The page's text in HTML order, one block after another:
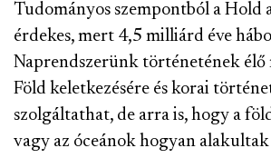
Tudományos szempontból a Hold
érdekes, mert 4,5 milliárd éve
Naprendszerünk történetének élő
Föld keletkezésére és korai
szolgáltathat, de arra is, hogy a
vagy az óceánok hogyan